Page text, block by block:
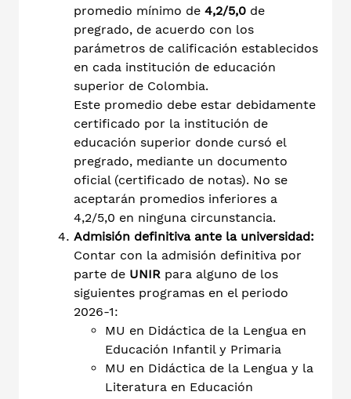
promedio mínimo de 4,2/5,0 de
pregrado, de acuerdo con los
parámetros de calificación establecidos
en cada institución de educación
superior de Colombia.
Este promedio debe estar debidamente
certificado por la institución de
educación superior donde cursó el
pregrado, mediante un documento
oficial (certificado de notas). No se
aceptarán promedios inferiores a
4,2/5,0 en ninguna circunstancia.
Admisión definitiva ante la universidad:
Contar con la admisión definitiva por
parte de UNIR para alguno de los
siguientes programas en el periodo
2026-1:
MU en Didáctica de la Lengua en
Educación Infantil y Primaria
MU en Didáctica de la Lengua y la
Literatura en Educación